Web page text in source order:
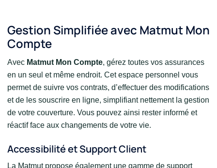
Gestion Simplifiée avec Matmut Mon
Compte
Avec Matmut Mon Compte, gérez toutes vos assurances
en un seul et même endroit. Cet espace personnel vous
permet de suivre vos contrats, d’effectuer des modifications
et de les souscrire en ligne, simplifiant nettement la gestion
de votre couverture. Vous pouvez ainsi rester informé et
réactif face aux changements de votre vie.
Accessibilité et Support Client
La Matmut propose également une gamme de support